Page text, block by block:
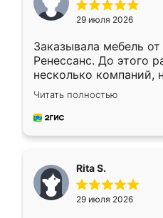
29 июля 2026
Заказывала мебель
Ренессанс. До этого
несколько компаний,
эту. Сначала
приехал замерщик,
и снял размеры.
каких-либо
довольна, все
Читать полностью
Rita S.
29 июля 2026